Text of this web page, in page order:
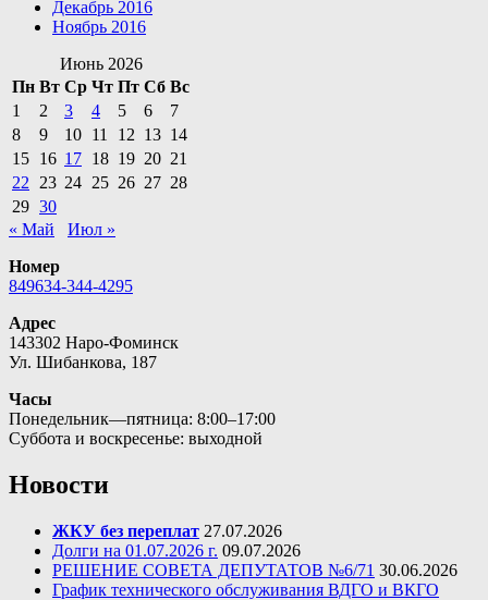
Декабрь 2016
Ноябрь 2016
Июнь 2026
Пн Вт Ср Чт Пт Сб Вс
1
2 3 4 5 6
7
8
9 10 11 12 13 14
15 16 17 18 19 20 21
22
23 24 25 26 27 28
29 30
« Май
Июл »
Номер
849634-344-4295
Адрес
143302 Наро-Фоминск
Ул. Шибанкова, 187
Часы
Понедельник—пятница: 8:00–17:00
Суббота и воскресенье: выходной
Новости
ЖКУ без переплат 27.07.2026
Долги на 01.07.2026 г. 09.07.2026
РЕШЕНИЕ СОВЕТА ДЕПУТАТОВ №6/71 30.06.2026
График технического обслуживания ВДГО и ВКГО